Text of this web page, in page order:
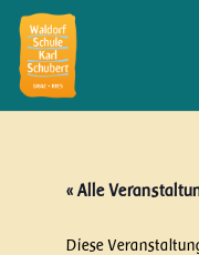
« Alle
Diese